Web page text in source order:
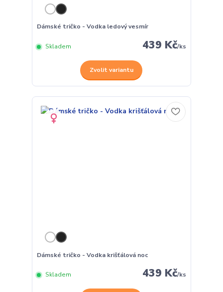
Dámské tričko - Vodka ledový vesmír
439 Kč/ks
Skladem
Zvolit variantu
Dámské tričko - Vodka krišťálová noc
439 Kč/ks
Skladem